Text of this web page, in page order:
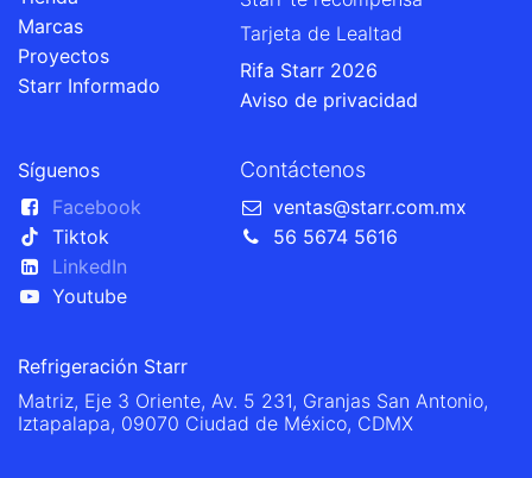
Marcas
Proyectos
Starr Informado
Tarjeta de Lealtad
Rifa Starr 2026
Aviso de privacidad
Síguenos
Facebook
Tiktok
LinkedIn
Youtube
Contáctenos
ventas@starr.com.mx
56 5674 5616
Refrigeración Starr
Matriz, Eje 3 Oriente, Av. 5 231, Granjas San Antonio,
Iztapalapa, 09070 Ciudad de México, CDMX